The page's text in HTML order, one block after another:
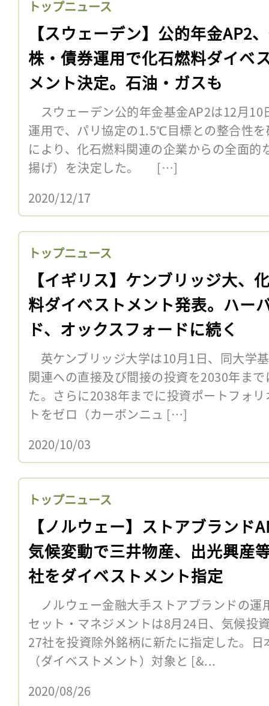
トップニュース
【スウェーデン】公的年金AP2
株・債券運用で化石燃料ダイベ
メント決定。石油・ガスも
スウェーデン公的年金基金AP2は12月10
運用で、パリ協定の1.5℃目標との整合性
により、化石燃料関連の企業からの全面
揚げ）を決定した。 […]
2020/12/17
トップニュース
【イギリス】ケンブリッジ大、
料ダイベストメント発表。ハー
ド、オックスフォードに続く
英ケンブリッジ大学は10月1日、同大学
関連への直接及び間接の投資を2030年ま
た。さらに2038年までに投資ポートフォ
トをゼロ（カーボンニュ […]
2020/10/03
トップニュース
【ノルウェー】ストアブランド
気候変動で三井物産、出光興産
社をダイベストメント指定
ノルウェー金融大手ストアブランドの運
セット・マネジメントは8月24日、気候投
27社を投資除外銘柄に新たに指定した。
（ダイベストメント）対象と [&...
2020/08/26